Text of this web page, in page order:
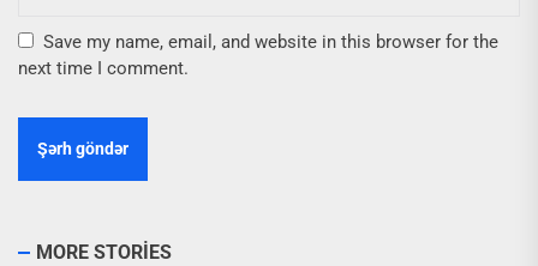
Save my name, email, and website in this browser for the
next time I comment.
MORE STORIES